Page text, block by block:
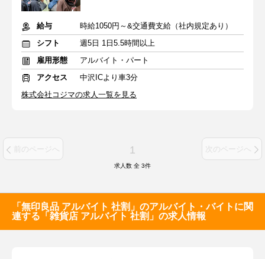
給与
時給1050円～&交通費支給（社内規定あり）
シフト
週5日 1日5.5時間以上
雇用形態
アルバイト・パート
アクセス
中沢ICより車3分
株式会社コジマの求人一覧を見る
前のページへ 1 次のページへ
求人数 全 3件
「無印良品 アルバイト 社割」のアルバイト・バイトに関
連する「雑貨店 アルバイト 社割」の求人情報